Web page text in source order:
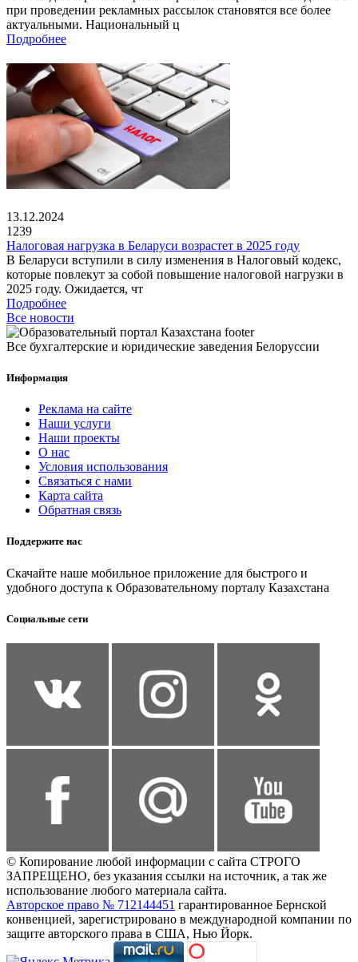
при проведении рекламных рассылок становятся все более
актуальными. Национальный ц
Подробнее
13.12.2024
1239
Налоговая нагрузка в Беларуси возрастет в 2025 году
В Беларуси вступили в силу изменения в Налоговый кодекс,
которые повлекут за собой повышение налоговой нагрузки в
2025 году. Ожидается, чт
Подробнее
Все новости
Все бухгалтерские и юридические заведения Белоруссии
Информация
Реклама на сайте
Наши услуги
Наши проекты
О нас
Условия использования
Связаться с нами
Карта сайта
Обратная связь
Поддержите нас
Скачайте наше мобильное приложение для быстрого и
удобного доступа к Образовательному порталу Казахстана
Социальные сети
© Копирование любой информации с сайта СТРОГО
ЗАПРЕЩЕНО, без указания ссылки на источник, а так же
использование любого материала сайта.
Авторское право № 712144451 гарантированное Бернской
конвенцией, зарегистрировано в международной компании по
защите авторского права в США, Нью Йорк.